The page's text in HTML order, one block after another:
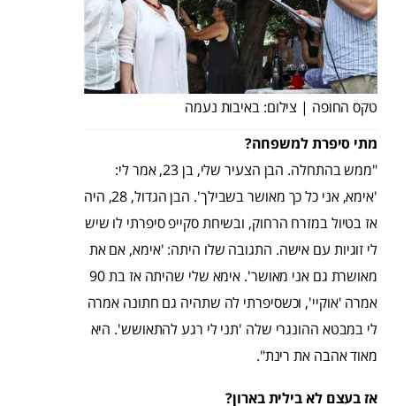
טקס החופה | צילום: באיבות נעמה
מתי סיפרת למשפחה?
"ממש בהתחלה. הבן הצעיר שלי, בן 23, אמר לי:
'אימא, אני כל כך מאושר בשבילך'. הבן הגדול, 28, היה
אז בטיול במזרח הרחוק, ובשיחת סקייפ סיפרתי לו שיש
לי זוגיות עם אישה. התגובה שלו היתה: 'אימא, אם את
מאושרת גם אני מאושר'. אימא שלי שהיתה אז בת 90
אמרה 'אוקיי', וכשסיפרתי לה שתהיה גם חתונה אמרה
לי במבטא ההונגרי שלה 'תני לי רגע להתאושש'. היא
מאוד אהבה את רינת".
אז בעצם לא בילית בארון?